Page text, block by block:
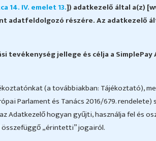
14. IV. emelet 13.]) adatkezelő által a(z)
adatfeldolgozó részére. Az
jellege és célja a
(a továbbiakban: Tájékoztató),
Parlament és Tanács 2016/679.
Adatkezelő hogyan gyűjti, használja fel és
„érintetti” jogairól.